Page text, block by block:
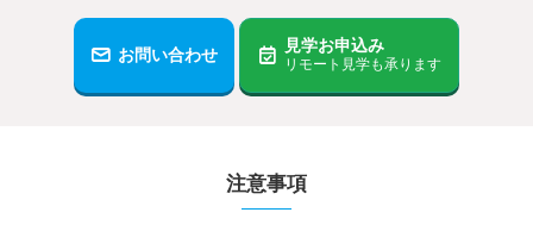
お問い合わせ 見学お申込み
リモート見学も承ります
注意事項